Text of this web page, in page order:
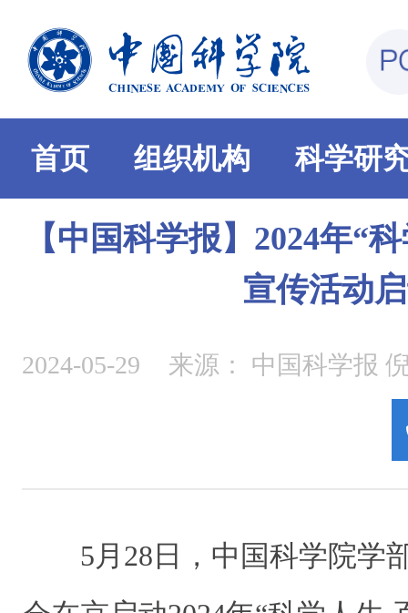
首页 组织机构 科学研
【中国科学报】2024年“
宣传活动
2024-05-29 来源： 中国科学报
5月28日，中国科学院学